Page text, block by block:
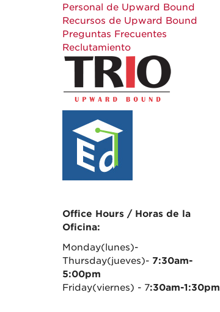
Personal de Upward Bound
Recursos de Upward Bound
Preguntas Frecuentes
Reclutamiento
Office Hours / Horas de la
Oficina:
Monday(lunes)-
Thursday(jueves)- 7:30am-
5:00pm
Friday(viernes) - 7:30am-1:30pm